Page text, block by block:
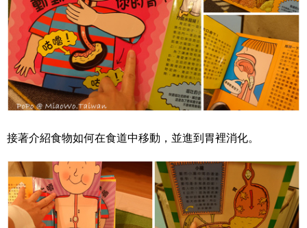
接著介紹食物如何在食道中移動，並進到胃裡消化。